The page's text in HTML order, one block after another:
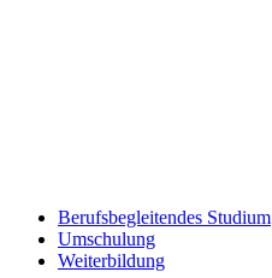
Berufsbegleitendes Studium
Umschulung
Weiterbildung